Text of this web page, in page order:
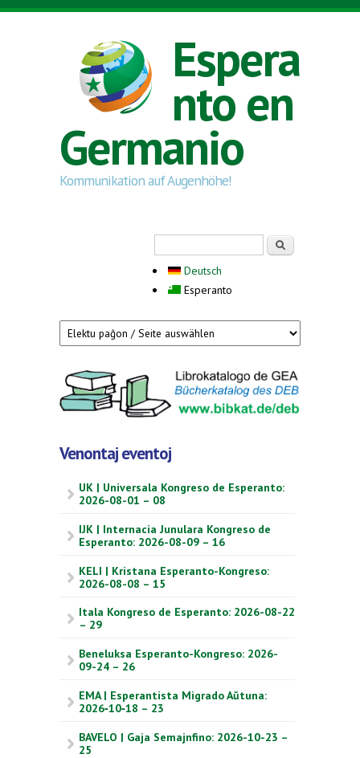
Skip to main content
Espera
nto en
Germanio
Kommunikation auf Augenhöhe!
Deutsch
Esperanto
Venontaj eventoj
UK | Universala Kongreso de Esperanto:
2026-08-01 – 08
IJK | Internacia Junulara Kongreso de
Esperanto: 2026-08-09 – 16
KELI | Kristana Esperanto-Kongreso:
2026-08-08 – 15
Itala Kongreso de Esperanto: 2026-08-22
– 29
Beneluksa Esperanto-Kongreso: 2026-
09-24 – 26
EMA | Esperantista Migrado Aŭtuna:
2026‑10‑18 – 23
BAVELO | Gaja Semajnfino: 2026-10-23 –
25